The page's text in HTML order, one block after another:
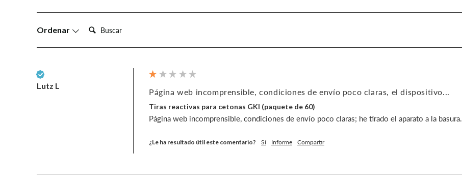
Ordenar Busca:
Lutz L
Página web incomprensible, condiciones de envío poco claras, el dispositivo...
Tiras reactivas para cetonas GKI (paquete de 60)
Página web incomprensible, condiciones de envío poco claras; he tirado el aparato a la basura.
¿Le ha resultado útil este comentario? Sí Informe Compartir